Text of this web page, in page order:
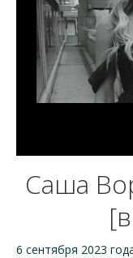
Саша
6 сентября 2023